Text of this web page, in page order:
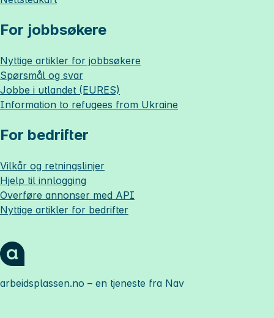
For jobbsøkere
Nyttige artikler for jobbsøkere
Spørsmål og svar
Jobbe i utlandet (EURES)
Information to refugees from Ukraine
For bedrifter
Vilkår og retningslinjer
Hjelp til innlogging
Overføre annonser med API
Nyttige artikler for bedrifter
arbeidsplassen.no – en tjeneste fra Nav